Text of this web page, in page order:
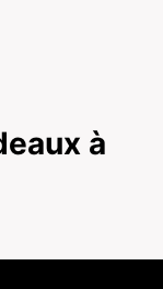
à